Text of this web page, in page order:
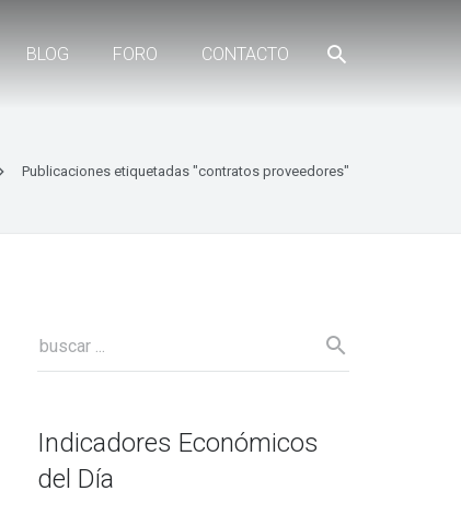
BLOG FORO CONTACTO
Publicaciones etiquetadas "contratos proveedores"
Indicadores Económicos
del Día